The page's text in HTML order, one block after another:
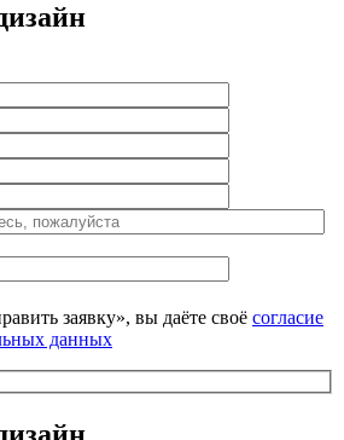
заявку», вы даёте своё согласие
данных